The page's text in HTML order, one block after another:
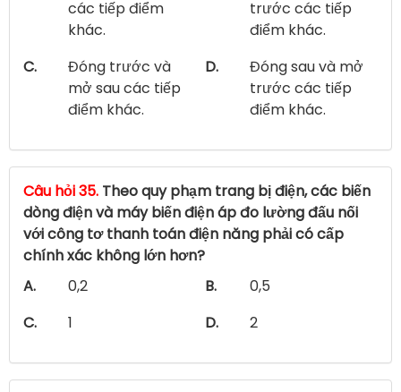
các tiếp điểm
khác.
trước các tiếp
điểm khác.
C.
Đóng trước và
mở sau các tiếp
điểm khác.
D.
Đóng sau và mở
trước các tiếp
điểm khác.
Câu hỏi 35. Theo quy phạm trang bị điện, các biến
dòng điện và máy biến điện áp đo lường đấu nối
với công tơ thanh toán điện năng phải có cấp
chính xác không lớn hơn?
A.
0,2 B.
0,5
C.
1 D. 2